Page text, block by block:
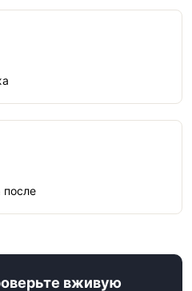
после
вживую